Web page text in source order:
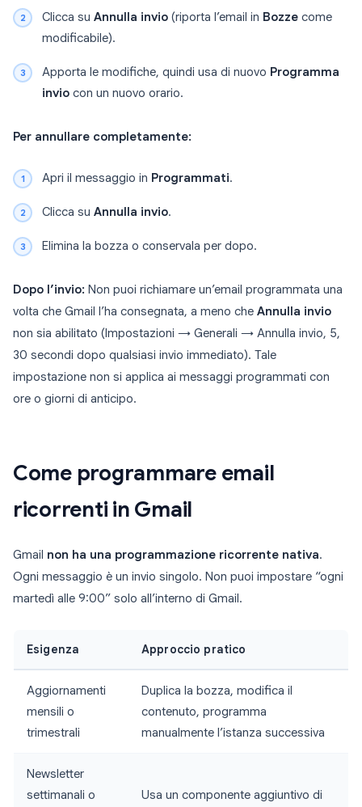
Clicca su Annulla invio (riporta l’email in Bozze come
modificabile).
Apporta le modifiche, quindi usa di nuovo Programma
invio con un nuovo orario.
Per annullare completamente:
Apri il messaggio in Programmati.
Clicca su Annulla invio.
Elimina la bozza o conservala per dopo.
Dopo l’invio: Non puoi richiamare un’email programmata una
volta che Gmail l’ha consegnata, a meno che Annulla invio
non sia abilitato (Impostazioni → Generali → Annulla invio, 5,
30 secondi dopo qualsiasi invio immediato). Tale
impostazione non si applica ai messaggi programmati con
ore o giorni di anticipo.
Come programmare email
ricorrenti in Gmail
Gmail non ha una programmazione ricorrente nativa.
Ogni messaggio è un invio singolo. Non puoi impostare “ogni
martedì alle 9:00” solo all’interno di Gmail.
Esigenza Approccio pratico
Aggiornamenti
mensili o
trimestrali
Duplica la bozza, modifica il
contenuto, programma
manualmente l’istanza successiva
Newsletter
settimanali o
Usa un componente aggiuntivo di